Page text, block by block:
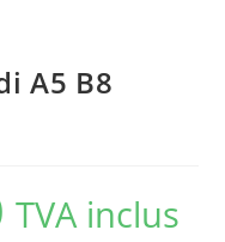
A5 B8
TVA inclus